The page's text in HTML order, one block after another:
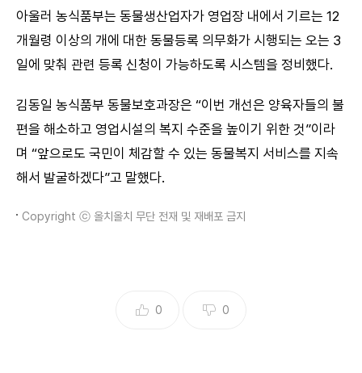
아울러 농식품부는 동물생산업자가 영업장 내에서 기르는 12
개월령 이상의 개에 대한 동물등록 의무화가 시행되는 오는 3
일에 맞춰 관련 등록 신청이 가능하도록 시스템을 정비했다.
김동일 농식품부 동물보호과장은 “이번 개선은 양육자들의 불
편을 해소하고 영업시설의 복지 수준을 높이기 위한 것”이라
며 “앞으로도 국민이 체감할 수 있는 동물복지 서비스를 지속
해서 발굴하겠다”고 말했다.
Copyright ⓒ 올치올치 무단 전재 및 재배포 금지
0 0